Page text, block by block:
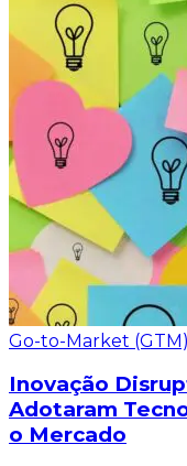
Go-to-Market (GTM)
Inovação
Adotaram
o Mercado